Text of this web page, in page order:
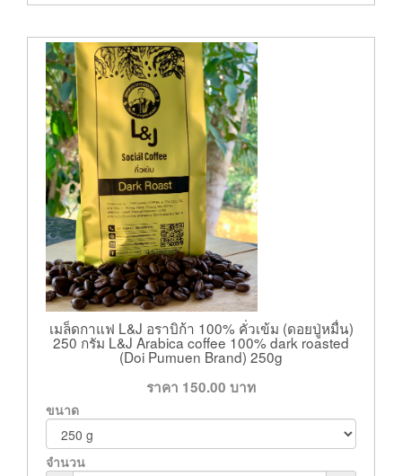
เมล็ดกาแฟ L&J อราบิก้า 100% คั่วเข้ม (ดอยปู่หมื่น)
250 กรัม L&J Arabica coffee 100% dark roasted
(Doi Pumuen Brand) 250g
ราคา 150.00 บาท
ขนาด
จำนวน